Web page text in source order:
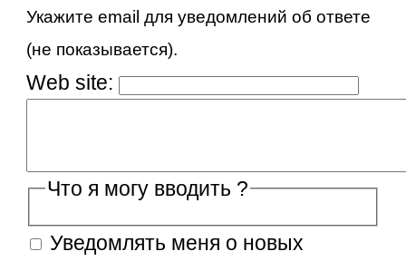
Укажите email для уведомлений об ответе
(не показывается).
Web site:
Что я могу вводить ?
Уведомлять меня о новых